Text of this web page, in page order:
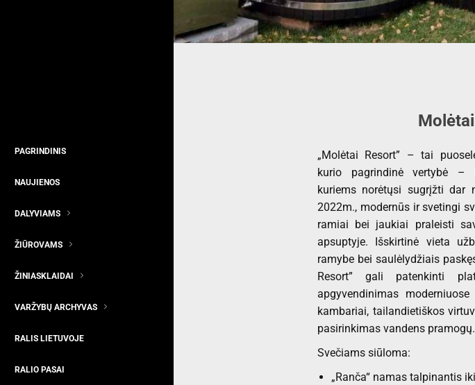
PAGRINDINIS
NAUJIENOS
DALYVIAMS
ŽIŪROVAMS
ŽINIASKLAIDAI
VARŽYBŲ ARCHYVAS
RALIS LIETUVOJE
RALIO PASAI
„Molėtai Resort” – tai
kurio pagrindinė vertybė –
kuriems norėtųsi sugrįžti dar
2022m., modernūs ir svetingi
ramiai bei jaukiai praleisti
apsuptyje. Išskirtinė vieta
ramybe bei saulėlydžiais
Resort” gali patenkinti
apgyvendinimas
kambariai, tailandietiškos
pasirinkimas vandens pramogų.
Svečiams siūloma:
„Ranča“ namas talpinantis